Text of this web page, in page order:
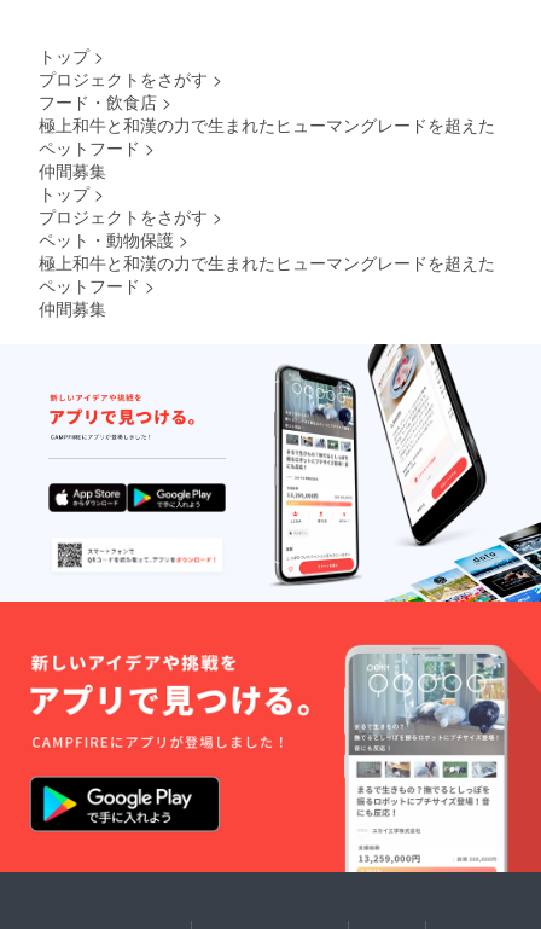
トップ >
プロジェクトをさがす >
フード・飲食店 >
極上和牛と和漢の力で生まれたヒューマングレードを超えた
ペットフード >
仲間募集
トップ >
プロジェクトをさがす >
ペット・動物保護 >
極上和牛と和漢の力で生まれたヒューマングレードを超えた
ペットフード >
仲間募集